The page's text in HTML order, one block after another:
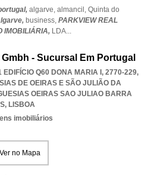
algarve, almancil, Quinta do
business, PARKVIEW REAL
IMOBILIÁRIA, LDA...
- Sucursal Em Portugal
EDIFÍCIO Q60 DONA MARIA I, 2770-229,
DE OEIRAS E SÃO JULIÃO DA
OEIRAS SAO JULIAO BARRA
, LISBOA
imobiliários
Ver no Mapa